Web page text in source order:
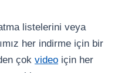
listelerini veya
her indirme için bir
çok video için her